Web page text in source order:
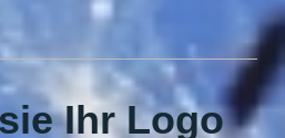
Ihr Logo